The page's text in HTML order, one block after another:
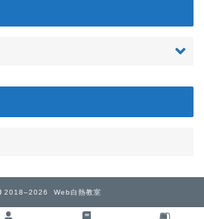
2018–2026 Web白熱教室